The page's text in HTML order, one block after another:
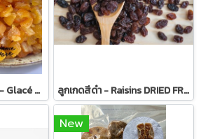
เปลือกส้มเชื่อมหั่นเต่า - Glacé Orange Peeled Cubes 9x9mm. ลูกเกดสีดำ - Raisins DRIED FRUIT
New